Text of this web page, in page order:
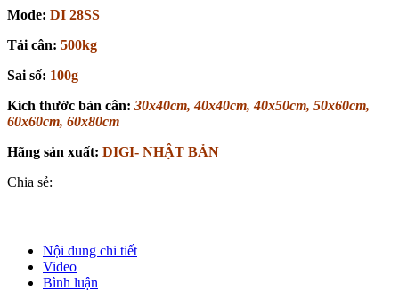
Mode: DI 28SS
Tải cân: 500kg
Sai số: 100g
Kích thước bàn cân: 30x40cm, 40x40cm, 40x50cm, 50x60cm,
60x60cm, 60x80cm
Hãng sản xuất: DIGI- NHẬT BẢN
Chia sẻ:
Nội dung chi tiết
Video
Bình luận